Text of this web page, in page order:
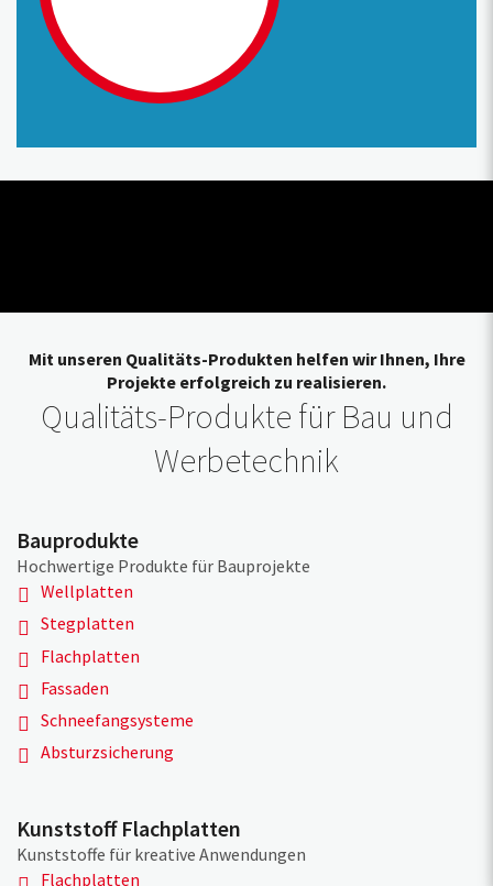
Mit unseren Qualitäts-Produkten helfen wir Ihnen, Ihre
Projekte erfolgreich zu realisieren.
Qualitäts-Produkte für Bau und
Werbetechnik
Bauprodukte
Hochwertige Produkte für Bauprojekte
Wellplatten
Stegplatten
Flachplatten
Fassaden
Schneefangsysteme
Absturzsicherung
Kunststoff Flachplatten
Kunststoffe für kreative Anwendungen
Flachplatten